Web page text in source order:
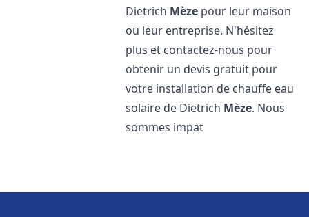
Dietrich Mèze pour leur maison
ou leur entreprise. N'hésitez
plus et contactez-nous pour
obtenir un devis gratuit pour
votre installation de chauffe eau
solaire de Dietrich Mèze. Nous
sommes impat